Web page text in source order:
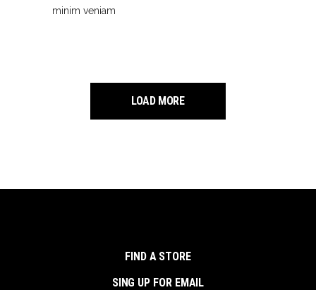
minim veniam
LOAD MORE
FIND A STORE
SING UP FOR EMAIL